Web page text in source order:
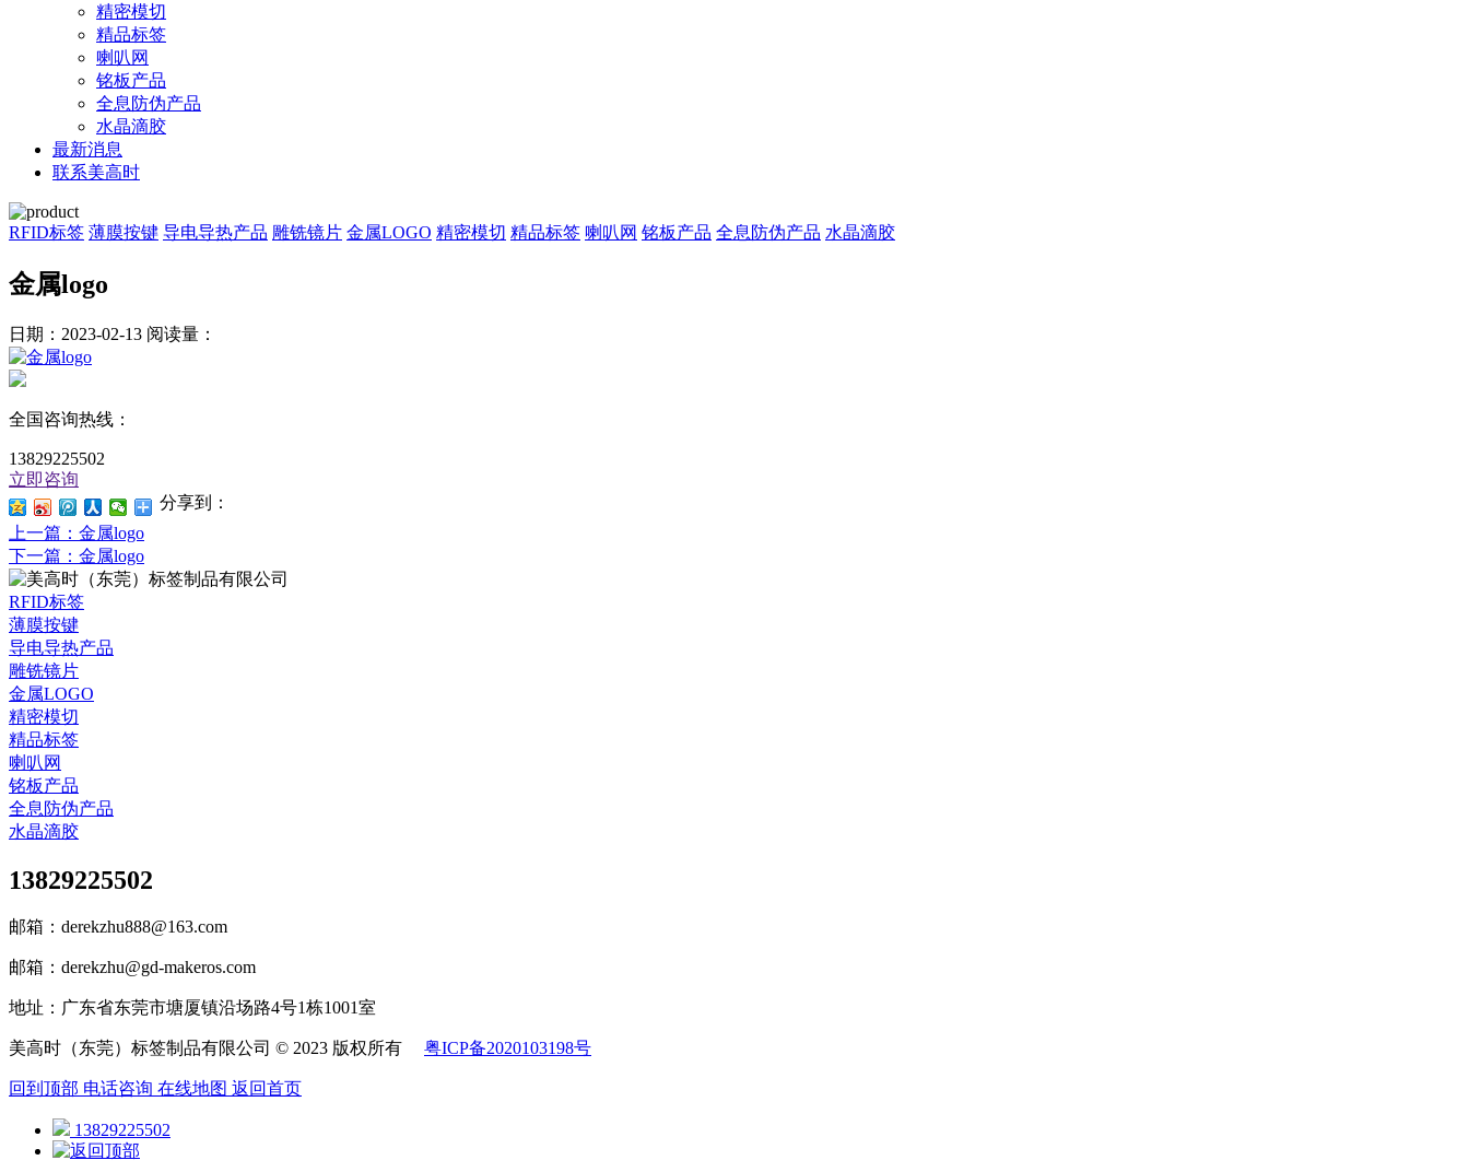
精密模切
精品标签
喇叭网
铭板产品
全息防伪产品
水晶滴胶
最新消息
联系美高时
RFID标签 薄膜按键 导电导热产品 雕铣镜片 金属LOGO 精密模切 精品标签 喇叭网 铭板产品 全息防伪产品 水晶滴胶
金属logo
日期：2023-02-13 阅读量：
全国咨询热线：
13829225502
立即咨询
分享到：
上一篇 ：金属logo
下一篇 ：金属logo
RFID标签
薄膜按键
导电导热产品
雕铣镜片
金属LOGO
精密模切
精品标签
喇叭网
铭板产品
全息防伪产品
水晶滴胶
13829225502
邮箱：derekzhu888@163.com
邮箱：derekzhu@gd-makeros.com
地址：广东省东莞市塘厦镇沿场路4号1栋1001室
美高时（东莞）标签制品有限公司 © 2023 版权所有 粤ICP备2020103198号
回到顶部 电话咨询 在线地图 返回首页
13829225502